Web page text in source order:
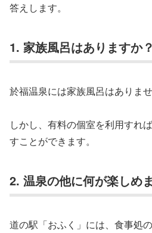
答えします。
1. 家族風呂はありますか？
於福温泉には家族風呂はありませ
しかし、有料の個室を利用すれ
すことができます。
2. 温泉の他に何が楽しめ
道の駅「おふく」には、食事処